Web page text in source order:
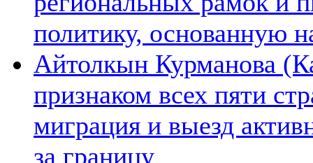
политику, основанную
Айтолкын Курманова
признаком всех пяти
миграция и выезд
за границу